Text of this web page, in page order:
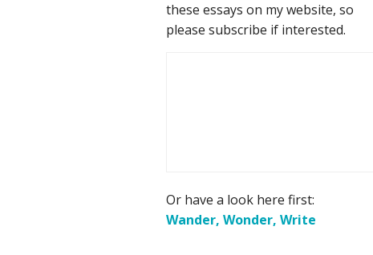
these essays on my website, so
please subscribe if interested.
Or have a look here first:
Wander, Wonder, Write